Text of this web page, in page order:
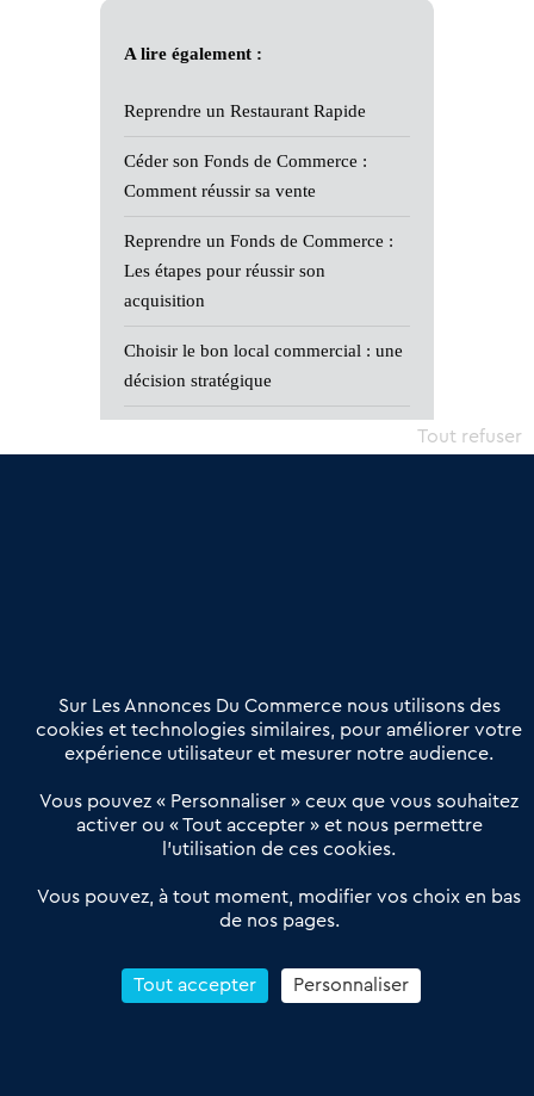
A lire également :
Reprendre un Restaurant Rapide
Céder son Fonds de Commerce :
Comment réussir sa vente
Reprendre un Fonds de Commerce :
Les étapes pour réussir son
acquisition
Choisir le bon local commercial : une
décision stratégique
Sur Les Annonces Du Commerce nous utilisons des
cookies et technologies similaires, pour améliorer votre
expérience utilisateur et mesurer notre audience.
Vous pouvez « Personnaliser » ceux que vous souhaitez
activer ou « Tout accepter » et nous permettre
l’utilisation de ces cookies.
Vous pouvez, à tout moment, modifier vos choix en bas
de nos pages.
Tout accepter
Tout refuser
Personnaliser